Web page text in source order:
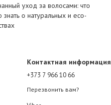
уход за волосами: что
знать о натуральных и eco-
Контактная информация
+373 7 966 10 66
Перезвонить вам?